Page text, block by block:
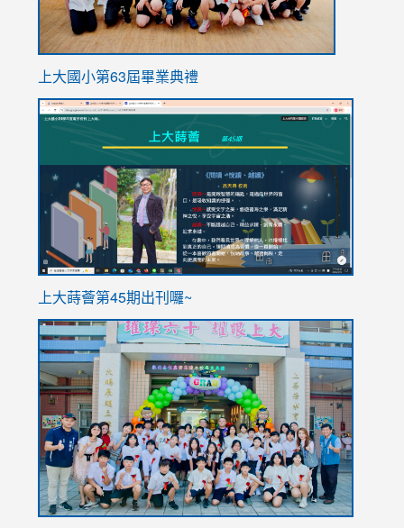
上大國小第63屆畢業典禮
link
ink
https://sites.google.com/stes.tyc.edu.tw/
上大蒔薈第45期出刊囉~